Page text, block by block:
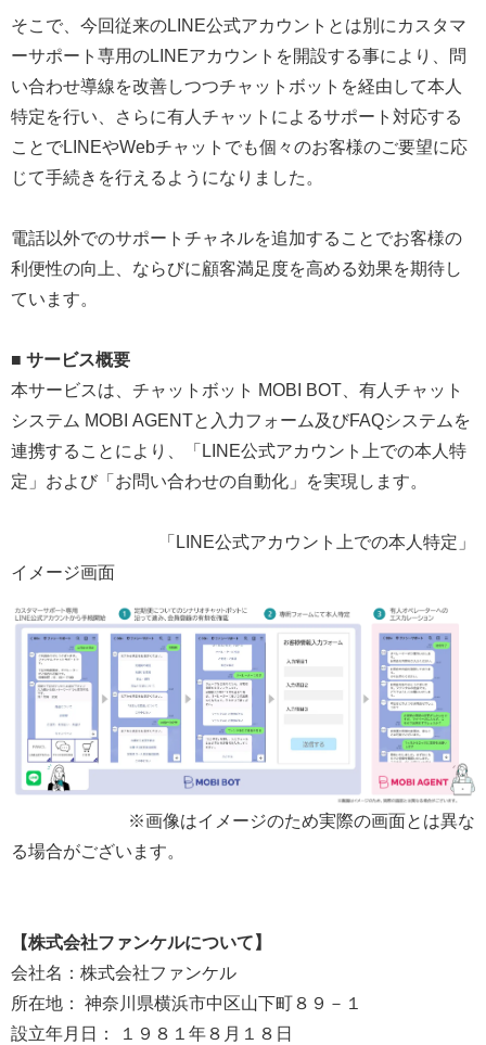
そこで、今回従来のLINE公式アカウントとは別にカスタマ
ーサポート専用のLINEアカウントを開設する事により、問
い合わせ導線を改善しつつチャットボットを経由して本人
特定を行い、さらに有人チャットによるサポート対応する
ことでLINEやWebチャットでも個々のお客様のご要望に応
じて手続きを行えるようになりました。
電話以外でのサポートチャネルを追加することでお客様の
利便性の向上、ならびに顧客満足度を高める効果を期待し
ています。
■ サービス概要
本サービスは、チャットボット MOBI BOT、有人チャット
システム MOBI AGENTと入力フォーム及びFAQシステムを
連携することにより、「LINE公式アカウント上での本人特
定」および「お問い合わせの自動化」を実現します。
「LINE公式アカウント上での本人特定」
イメージ画面
※画像はイメージのため実際の画面とは異な
る場合がございます。
【株式会社ファンケルについて】
会社名：株式会社ファンケル
所在地： 神奈川県横浜市中区山下町８９－１
設立年月日： １９８１年８月１８日